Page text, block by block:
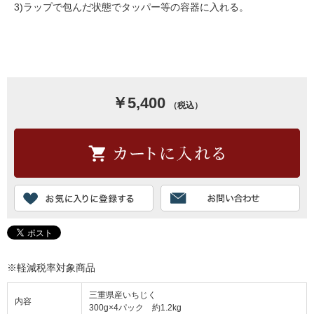
3)ラップで包んだ状態でタッパー等の容器に入れる。
￥5,400 （税込）
※軽減税率対象商品
内容
三重県産いちじく
300g×4パック 約1.2kg